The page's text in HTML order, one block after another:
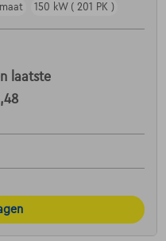
150 kW ( 201 PK )
laatste